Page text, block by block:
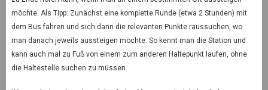
möchte. Als Tipp: Zunächst eine komplette Runde (etwa 2 Stunden) mit
dem Bus fahren und sich dann die relevanten Punkte raussuchen, wo
man danach jeweils aussteigen möchte. So kennt man die Station und
kann auch mal zu Fuß von einem zum anderen Haltepunkt laufen, ohne
die Haltestelle suchen zu müssen.